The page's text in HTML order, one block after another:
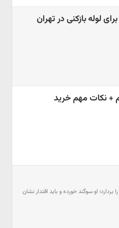
لوله بازکنی در تهران
+ نکات مهم خرید
او سوگند خورده و باید اقتدار نشان